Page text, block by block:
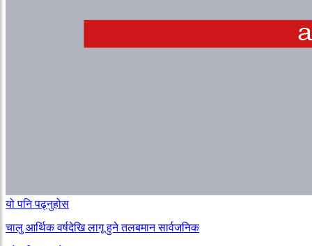
यो पनि पढ्नुहोस
चालु आर्थिक वर्षदेखि लागू हुने तलबमान सार्वजनिक